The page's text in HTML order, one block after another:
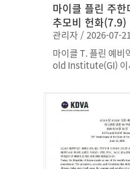
마이클 플린 주한
추모비 헌화(7.9)
관리자 / 2026-07-
마이클 T. 플린 예비
old Institute(GI) 이